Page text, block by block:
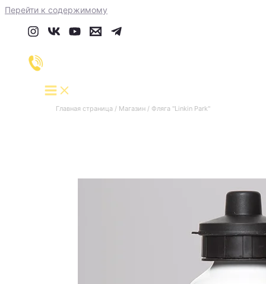
Перейти к содержимому
Главная страница / Магазин / Фляга "Linkin Park"